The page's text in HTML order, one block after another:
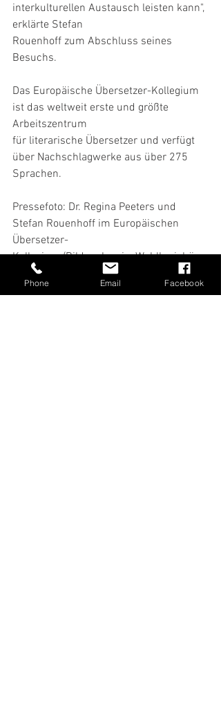
interkulturellen Austausch leisten kann",
erklärte Stefan
Rouenhoff zum Abschluss seines
Besuchs.
Das Europäische Übersetzer-Kollegium
ist das weltweit erste und größte
Arbeitszentrum
für literarische Übersetzer und verfügt
über Nachschlagwerke aus über 275
Sprachen.
Pressefoto: Dr. Regina Peeters und
Stefan Rouenhoff im Europäischen
Übersetzer-
Kollegium (Bildnachweis: Wahlkreisbüro
Stefan Rouenhoff)
Phone Email Facebook